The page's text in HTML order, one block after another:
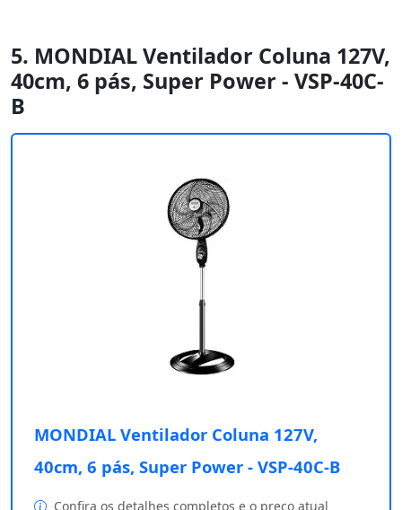
5. MONDIAL Ventilador Coluna 127V,
40cm, 6 pás, Super Power - VSP-40C-
B
MONDIAL Ventilador Coluna 127V,
40cm, 6 pás, Super Power - VSP-40C-B
Confira os detalhes completos e o preço atual